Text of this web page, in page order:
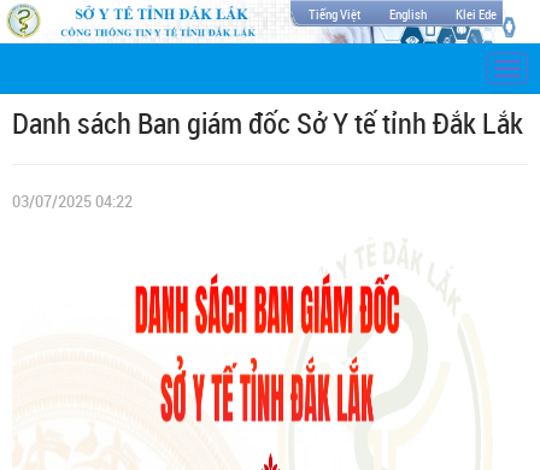
Tiếng Việt English Klei Ede
Danh sách Ban giám đốc Sở Y tế tỉnh Đắk Lắk
03/07/2025 04:22